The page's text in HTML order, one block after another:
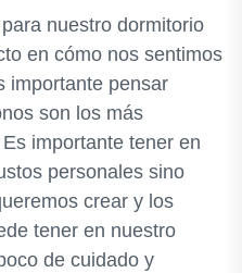
nuestro dormitorio
en cómo nos sentimos
importante pensar
son los más
importante tener en
personales sino
crear y los
tener en nuestro
de cuidado y